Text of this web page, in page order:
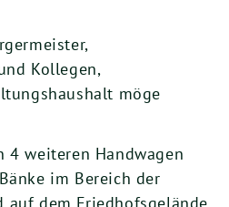
Kollegen,
möge
4 weiteren Handwagen
im Bereich der